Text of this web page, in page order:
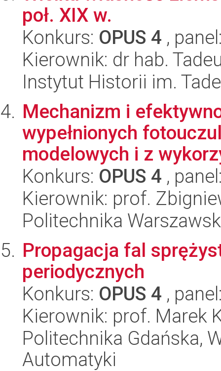
poł. XIX w.
Konkurs: OPUS 4 ,
Kierownik: dr hab.
Instytut Historii im.
Mechanizm i
wypełnionych
modelowych i z
Konkurs: OPUS 4 ,
Kierownik: prof.
Politechnika
Propagacja fal
periodycznych
Konkurs: OPUS 4 ,
Kierownik: prof. Marek
Politechnika Gdańska,
Automatyki